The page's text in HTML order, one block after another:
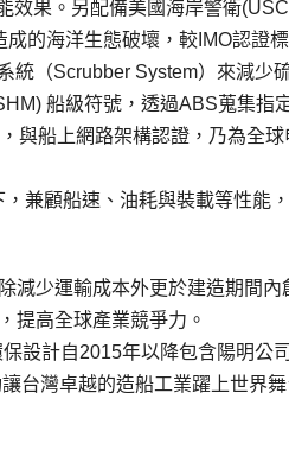
效果。另配備美國海岸警衛
的海洋生態破壞，較IMO認證
統（Scrubber System）來減少
船級符號，透過ABS蒐集指
與船上網路架構認證，乃為全
兼顧船速、油耗與裝載等性能
減少運輸成本外更於建造期間內
提高全球產業競爭力。
設計自2015年以降包含陽明公
台灣卓越的造船工業躍上世界